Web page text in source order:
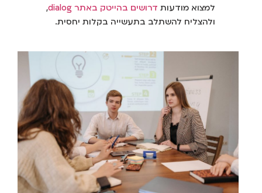
למצוא מודעותדרושים בהייטק באתר dialog
,
ולהצליח להשתלב בתעשייה בקלות יחסית.